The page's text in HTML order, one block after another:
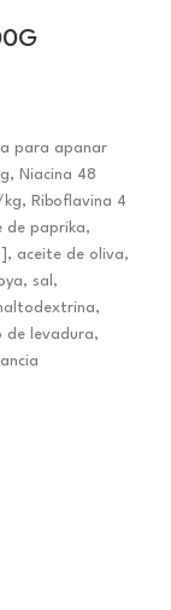
para apanar
Niacina 48
Riboflavina 4
de paprika,
aceite de oliva,
sal,
de levadura,